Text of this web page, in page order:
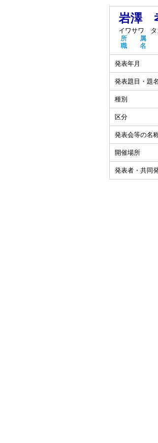
岩澤
イワサワ タ
所 属
職 名
発表年月
発表題目・題
種別
区分
発表会等の名
開催場所
発表者・共同